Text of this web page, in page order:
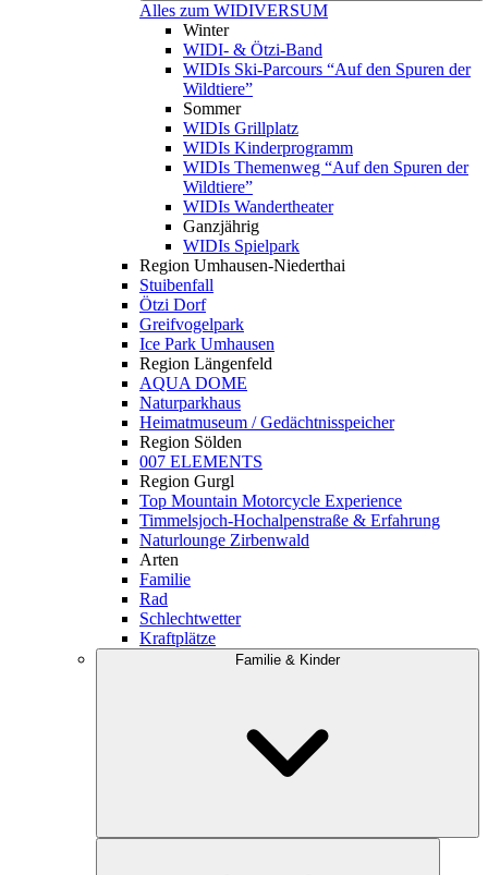
Alles zum WIDIVERSUM
Winter
WIDI- & Ötzi-Band
WIDIs Ski-Parcours “Auf den Spuren der
Wildtiere”
Sommer
WIDIs Grillplatz
WIDIs Kinderprogramm
WIDIs Themenweg “Auf den Spuren der
Wildtiere”
WIDIs Wandertheater
Ganzjährig
WIDIs Spielpark
Region Umhausen-Niederthai
Stuibenfall
Ötzi Dorf
Greifvogelpark
Ice Park Umhausen
Region Längenfeld
AQUA DOME
Naturparkhaus
Heimatmuseum / Gedächtnisspeicher
Region Sölden
007 ELEMENTS
Region Gurgl
Top Mountain Motorcycle Experience
Timmelsjoch-Hochalpenstraße & Erfahrung
Naturlounge Zirbenwald
Arten
Familie
Rad
Schlechtwetter
Kraftplätze
Familie & Kinder